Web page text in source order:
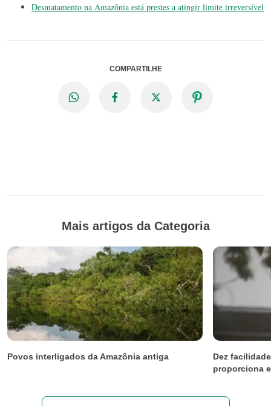
Desmatamento na Amazônia está prestes a atingir limite irreversível
COMPARTILHE
Mais artigos da Categoria
Povos interligados da Amazônia antiga
Dez
proporciona